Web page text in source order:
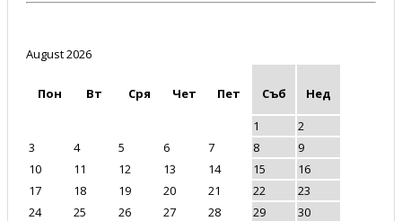
August 2026
Пон Вт Сря Чет Пет Съб
Нед
1
2
3
4 5 6 7 8
9
10
11 12 13 14 15
16
17
18 19 20 21 22
23
24
25 26 27 28 29
30